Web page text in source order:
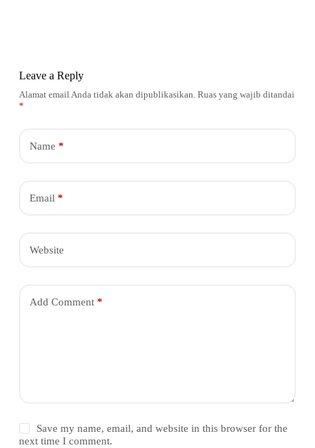
Leave a Reply
Alamat email Anda tidak akan dipublikasikan. Ruas yang wajib ditandai
*
Name *
Email *
Website
Add Comment*
Save my name, email, and website in this browser for the
next time I comment.